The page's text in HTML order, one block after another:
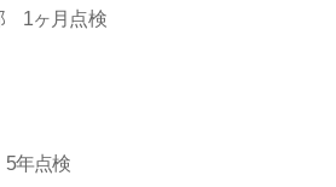
1ヶ月点検
年点検